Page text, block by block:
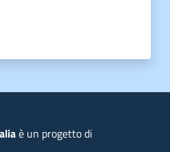
è un progetto di